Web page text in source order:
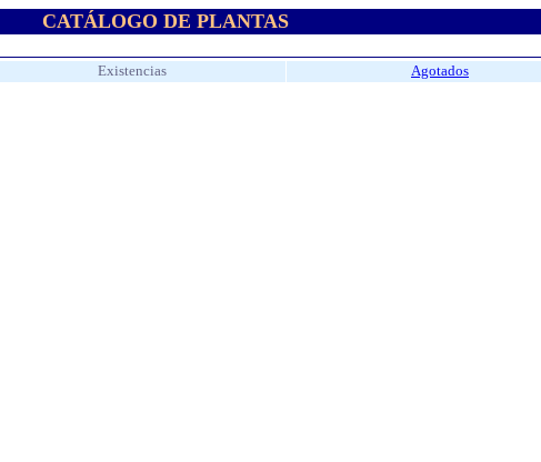
CATÁLOGO DE PLANTAS
Existencias Agotados